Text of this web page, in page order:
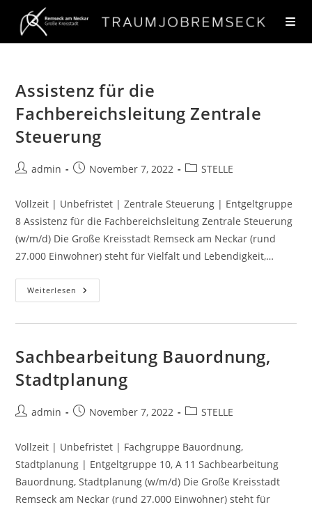
Assistenz für die
Fachbereichsleitung Zentrale
Steuerung
admin November 7, 2022 STELLE
Vollzeit | Unbefristet | Zentrale Steuerung | Entgeltgruppe
8 Assistenz für die Fachbereichsleitung Zentrale Steuerung
(w/m/d) Die Große Kreisstadt Remseck am Neckar (rund
27.000 Einwohner) steht für Vielfalt und Lebendigkeit,…
Weiterlesen
Sachbearbeitung Bauordnung,
Stadtplanung
admin November 7, 2022 STELLE
Vollzeit | Unbefristet | Fachgruppe Bauordnung,
Stadtplanung | Entgeltgruppe 10, A 11 Sachbearbeitung
Bauordnung, Stadtplanung (w/m/d) Die Große Kreisstadt
Remseck am Neckar (rund 27.000 Einwohner) steht für